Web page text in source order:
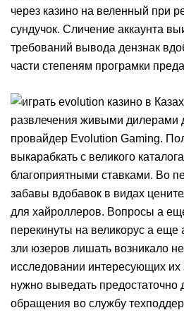
через казино на веленный при
сундучок. Сличение аккаунта
требований вывода дензнак
части степеням програмки
развлечения живыми дилерами
провайдер Evolution Gaming.
выкарабкать с великого
благоприятными ставками. Во
забавы вдобавок в видах
для хайроллеров. Вопросы а
перекинуты на великорус а
зли юзеров лишать возникало
исследовании интересующих их
нужно выведать предостаточно
обращения во службу